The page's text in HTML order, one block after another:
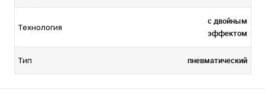
Технология
с двойным
эффектом
Тип пневматический